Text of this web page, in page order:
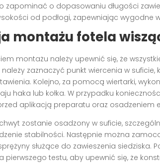
zapominać o dopasowaniu długości
od podłogi, zapewniając wygodne
montażu fotela
montażu należy upewnić się, że
zaznaczyć punkt wiercenia w
Kolejno, za pomocą wiertarki,
haka lub kołka. W przypadku
aplikacją preparatu oraz osadzeniem
zostanie osadzony w suficie,
stabilności. Następnie można
służące do zawieszenia siedziska.
pierwszego testu, aby upewnić się, że